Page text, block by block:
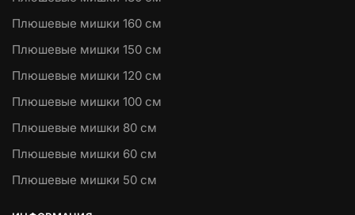
Плюшевые мишки 160 см
Плюшевые мишки 150 см
Плюшевые мишки 120 см
Плюшевые мишки 100 см
Плюшевые мишки 80 см
Плюшевые мишки 60 см
Плюшевые мишки 50 см